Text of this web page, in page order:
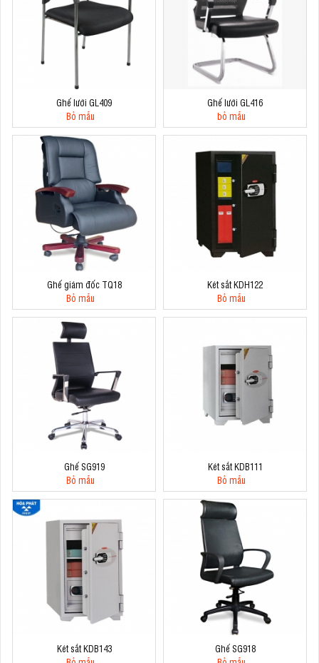
Ghế lưới GL409
Bỏ mẫu
Ghế lưới GL416
bỏ mẫu
Ghế giám đốc TQ18
Bỏ mẫu
Két sắt KDH122
Bỏ mẫu
Ghế SG919
Bỏ mẫu
Két sắt KDB111
Bỏ mẫu
Két sắt KDB143
Ghế SG918